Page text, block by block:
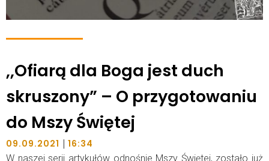
,,Ofiarą dla Boga jest duch
skruszony” – O przygotowaniu
do Mszy Świętej
09.09.2021 | 16:34
W naszej serii artykułów odnośnie Mszy Świętej, zostało już